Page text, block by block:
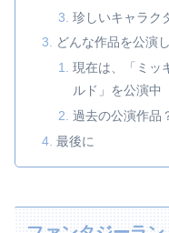
珍しいキャラク
どんな作品を公演
現在は、「ミッ
ルド」を公演中
過去の公演作品
最後に